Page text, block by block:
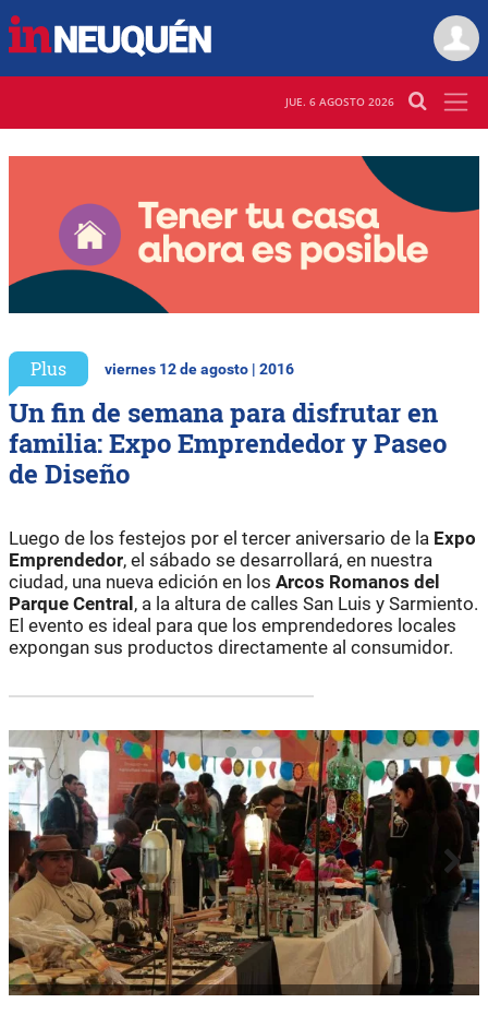
JUE. 6 AGOSTO 2026
Plus viernes 12 de agosto | 2016
Un fin de semana para disfrutar en
familia: Expo Emprendedor y Paseo
de Diseño
Luego de los festejos por el tercer aniversario de la Expo
Emprendedor, el sábado se desarrollará, en nuestra
ciudad, una nueva edición en los Arcos Romanos del
Parque Central, a la altura de calles San Luis y Sarmiento.
El evento es ideal para que los emprendedores locales
expongan sus productos directamente al consumidor.